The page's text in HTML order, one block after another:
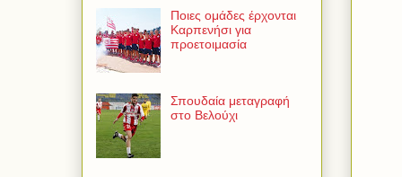
Ποιες ομάδες έρχονται
Καρπενήσι για
προετοιμασία
Σπουδαία μεταγραφή
στο Βελούχι